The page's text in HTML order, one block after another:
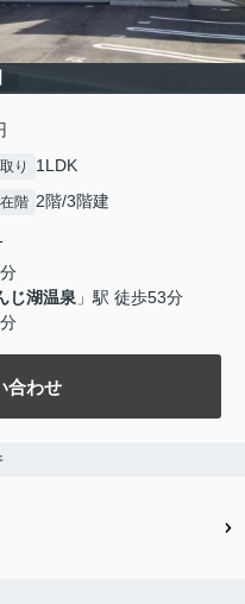
り 1LDK
階 2階/3階建
じ湖温泉 」駅 徒歩53分
合わせ